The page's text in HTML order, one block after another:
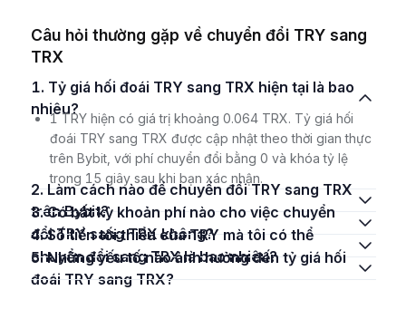
Câu hỏi thường gặp về chuyển đổi TRY sang
TRX
1. Tỷ giá hối đoái TRY sang TRX hiện tại là bao
nhiêu?
1 TRY hiện có giá trị khoảng 0.064 TRX. Tỷ giá hối
đoái TRY sang TRX được cập nhật theo thời gian thực
trên Bybit, với phí chuyển đổi bằng 0 và khóa tỷ lệ
trong 15 giây sau khi bạn xác nhận.
2. Làm cách nào để chuyển đổi TRY sang TRX
trên Bybit?
3. Có bất kỳ khoản phí nào cho việc chuyển
đổi TRY sang TRX không?
4. Số tiền tối thiểu của TRY mà tôi có thể
chuyển đổi sang TRX là bao nhiêu?
5. Những yếu tố nào ảnh hưởng đến tỷ giá hối
đoái TRY sang TRX?